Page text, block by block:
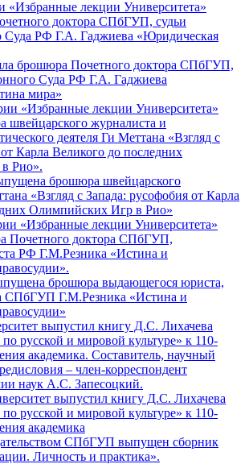
брошюра Почетного доктора СПбГУП,
Суда РФ Г.А. Гаджиева
мира»
брошюра швейцарского
«Взгляд с Запада: русофобия от Карла
Олимпийских Игр в Рио»
брошюра выдающегося юриста,
СПбГУП Г.М.Резника «Истина и
выпустил книгу Д.С. Лихачева
русской и мировой культуре» к 110-
академика